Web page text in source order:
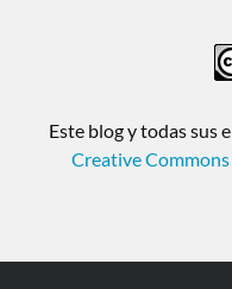
Este blog y todas sus
Creative